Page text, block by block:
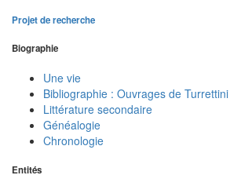
Projet de recherche
Biographie
Une vie
Bibliographie : Ouvrages de Turrettini
Littérature secondaire
Généalogie
Chronologie
Entités